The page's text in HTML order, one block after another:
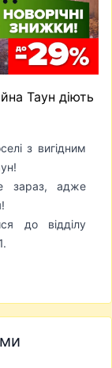
Таун діють
з вигідним
зараз, адже
до відділу